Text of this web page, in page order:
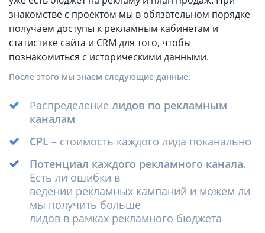
знакомстве с проектом мы в обязательном порядке
получаем доступы к рекламным кабинетам и
статистике сайта и CRM для того, чтобы
познакомиться с историческими данными.
После этого мы знаем следующие данные:
Распределение лидов по рекламным
каналам
CPL – стоимость каждого лида поканально
Потенциал каждого рекламного канала.
Есть ли ошибки в
ведении рекламных кампаний и можем ли
мы получить больше
лидов в рамках рекламного бюджета